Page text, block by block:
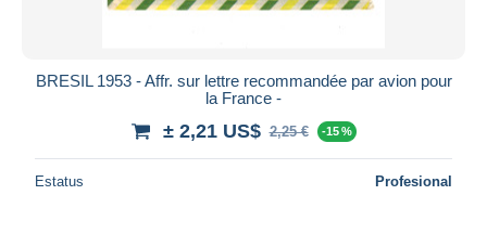
BRESIL 1953 - Affr. sur lettre recommandée par avion pour
la France -
± 2,21 US$ 2,25 € -15 %
Estatus Profesional